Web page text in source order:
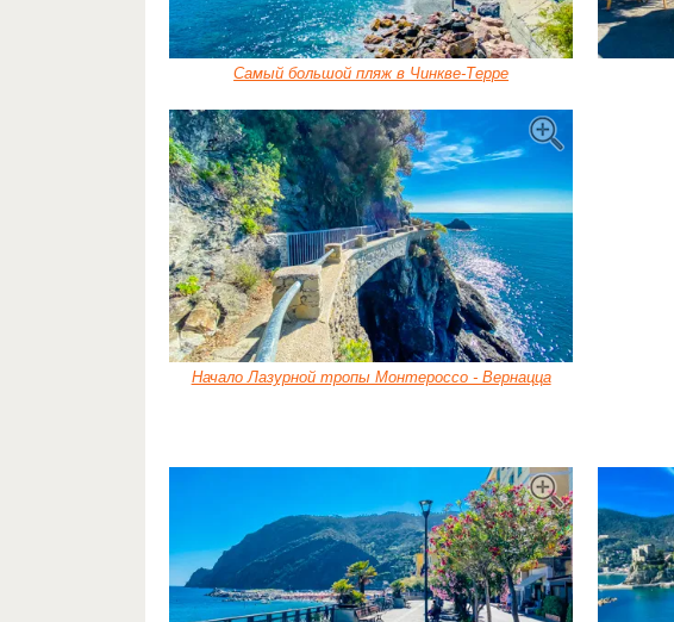
Самый большой пляж в Чинкве-Терре
Начало Лазурной тропы Монтероссо - Вернацца